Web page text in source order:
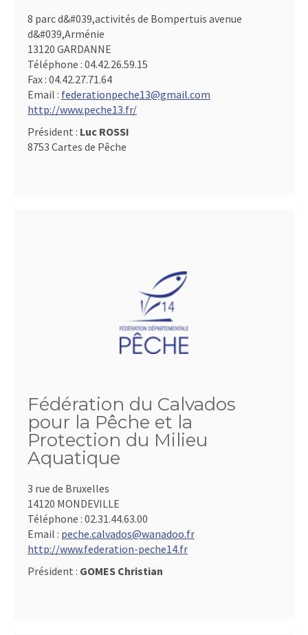
8 parc d&#039,activités de Bompertuis avenue
d&#039,Arménie
13120 GARDANNE
Téléphone : 04.42.26.59.15
Fax : 04.42.27.71.64
Email : federationpeche13@gmail.com
http://www.peche13.fr/
Président : Luc ROSSI
8753 Cartes de Pêche
Fédération du Calvados
pour la Pêche et la
Protection du Milieu
Aquatique
3 rue de Bruxelles
14120 MONDEVILLE
Téléphone : 02.31.44.63.00
Email : peche.calvados@wanadoo.fr
http://www.federation-peche14.fr
Président : GOMES Christian